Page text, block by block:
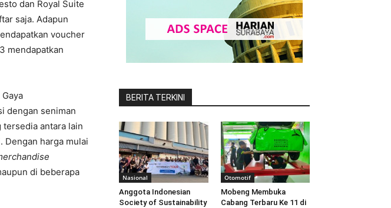
dan Royal Suite
saja. Adapun
voucher
mendapatkan
dengan seniman
tersedia antara lain
Dengan harga mulai
di beberapa
BERITA TERKINI
Nasional
Anggota Indonesian
Society of Sustainability
Otomotif
Mobeng Membuka
Cabang Terbaru Ke 11 di